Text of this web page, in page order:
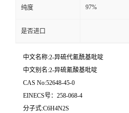
纯度 97%
是否进口
中文名称:2-异硫代氰酰基吡啶
中文别名:2-异硫氰酸基吡啶
CAS No:52648-45-0
EINECS号：258-068-4
分子式:C6H4N2S